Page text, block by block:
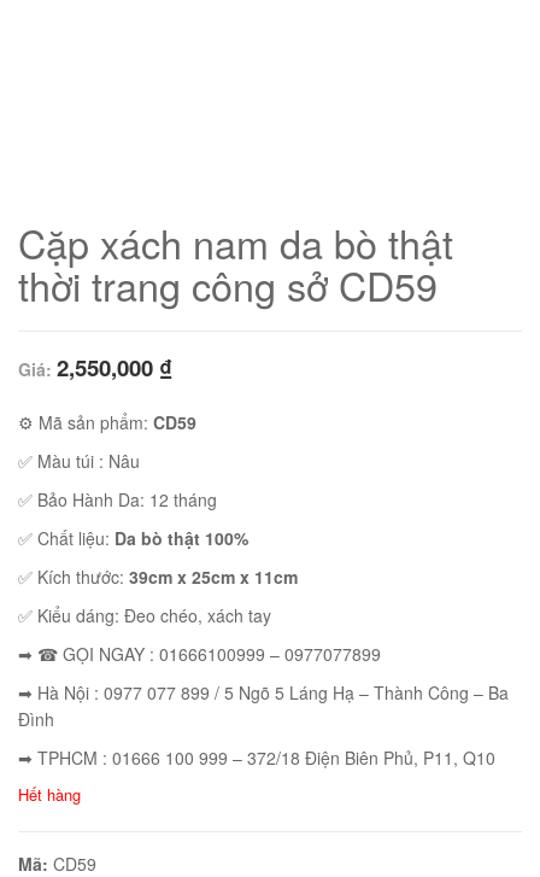
Cặp xách nam da bò thật
thời trang công sở CD59
Giá: 2,550,000 ₫
⚙ Mã sản phẩm: CD59
✅ Màu túi : Nâu
✅ Bảo Hành Da: 12 tháng
✅ Chất liệu: Da bò thật 100%
✅ Kích thước: 39cm x 25cm x 11cm
✅ Kiểu dáng: Đeo chéo, xách tay
➡ ☎ GỌI NGAY : 01666100999 – 0977077899
➡ Hà Nội : 0977 077 899 / 5 Ngõ 5 Láng Hạ – Thành Công – Ba
Đình
➡ TPHCM : 01666 100 999 – 372/18 Điện Biên Phủ, P11, Q10
Hết hàng
Mã: CD59
Jeep giá rẻ JR03
GIỎ